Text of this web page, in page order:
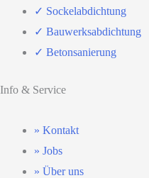
✓ Sockelabdichtung
✓ Bauwerksabdichtung
✓ Betonsanierung
Info & Service
» Kontakt
» Jobs
» Über uns